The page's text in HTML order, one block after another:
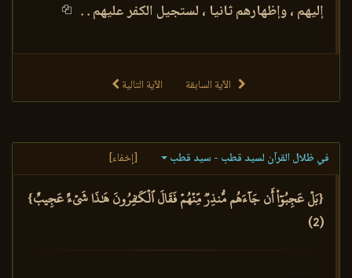
إليهم ، وإظهارهم ثانيا ، لستجيل الكفر عليهم . .
الآية السابقة الآية التالية
في ظلال القرآن لسيد قطب - سيد قطب [إخفاء]
{بَلۡ عَجِبُوٓاْ أَن جَآءَهُم مُّنذِرٞ مِّنۡهُمۡ فَقَالَ ٱلۡكَٰفِرُونَ هَٰذَا شَيۡءٌ عَجِيبٌ}
(2)